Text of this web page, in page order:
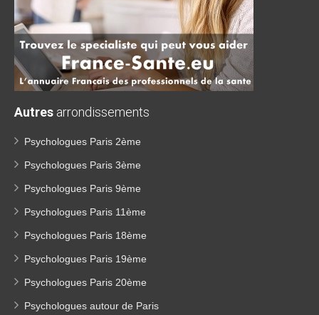
Autres arrondissements
Psychologues Paris 2ème
Psychologues Paris 3ème
Psychologues Paris 9ème
Psychologues Paris 11ème
Psychologues Paris 18ème
Psychologues Paris 19ème
Psychologues Paris 20ème
Psychologues autour de Paris